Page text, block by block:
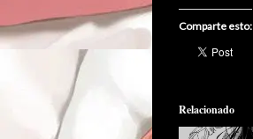
Comparte esto:
Relacionado